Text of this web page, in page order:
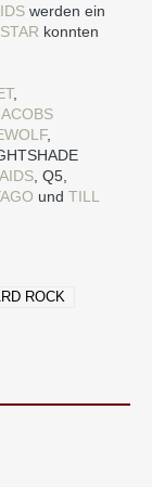
werden ein
konnten
,
,
, Q5,
und TILL
ROCK